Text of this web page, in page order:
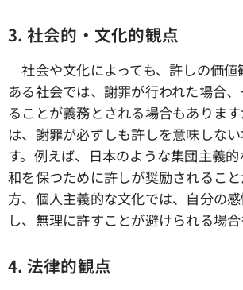
3. 社会的・文化的観点
社会や文化によっても、許しの価値
ある社会では、謝罪が行われた場合
ることが義務とされる場合もありま
は、謝罪が必ずしも許しを意味しな
す。例えば、日本のような集団主義
和を保つために許しが奨励されるこ
方、個人主義的な文化では、自分の
し、無理に許すことが避けられる場合
4. 法律的観点